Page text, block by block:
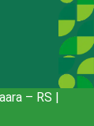
– RS |